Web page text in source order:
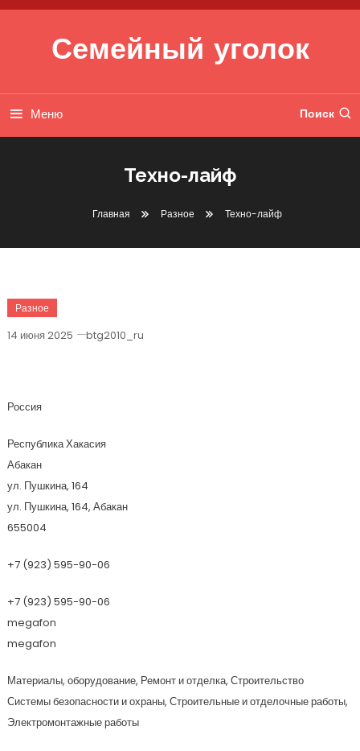
Перейти к содержимому
Семейный уголок
Меню Поиск
Техно-лайф
Главная Разное Техно-лайф
Разное
14 июня 2025 btg2010_ru
Россия
Республика Хакасия
Абакан
ул. Пушкина, 164
ул. Пушкина, 164, Абакан
655004
+7 (923) 595-90-06
+7 (923) 595-90-06
megafon
megafon
Материалы, оборудование, Ремонт и отделка, Строительство
Системы безопасности и охраны, Строительные и отделочные работы,
Электромонтажные работы